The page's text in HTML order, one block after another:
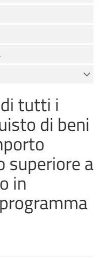
tutti i
di beni
superiore a
in